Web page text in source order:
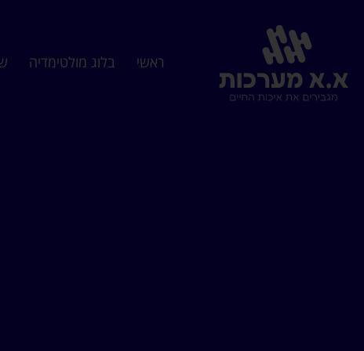
ראשי בלוג מולטימדיה